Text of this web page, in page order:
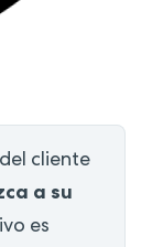
cliente
a su
es